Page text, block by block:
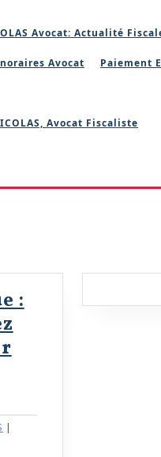
Avocat: Actualité
Avocat Paiement
Avocat Fiscaliste
:
Miguel
|